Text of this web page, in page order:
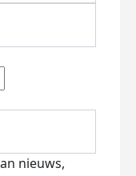
nieuws,